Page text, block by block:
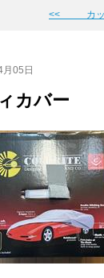
<< カッ
05日
カバー